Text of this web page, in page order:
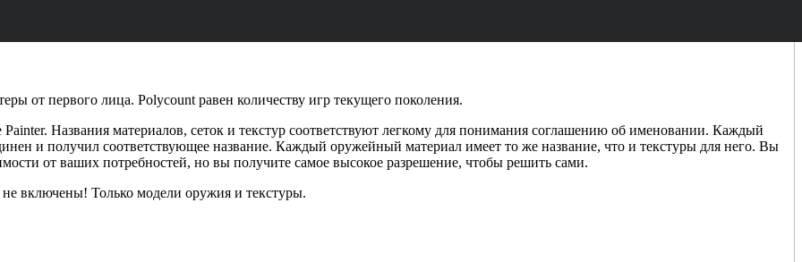
от первого лица. Polycount равен количеству игр текущего поколения.
Названия материалов, сеток и текстур соответствуют легкому для понимания соглашению об именовании. Каждый
и получил соответствующее название. Каждый оружейный материал имеет то же название, что и текстуры для него. Вы
от ваших потребностей, но вы получите самое высокое разрешение, чтобы решить сами.
включены! Только модели оружия и текстуры.